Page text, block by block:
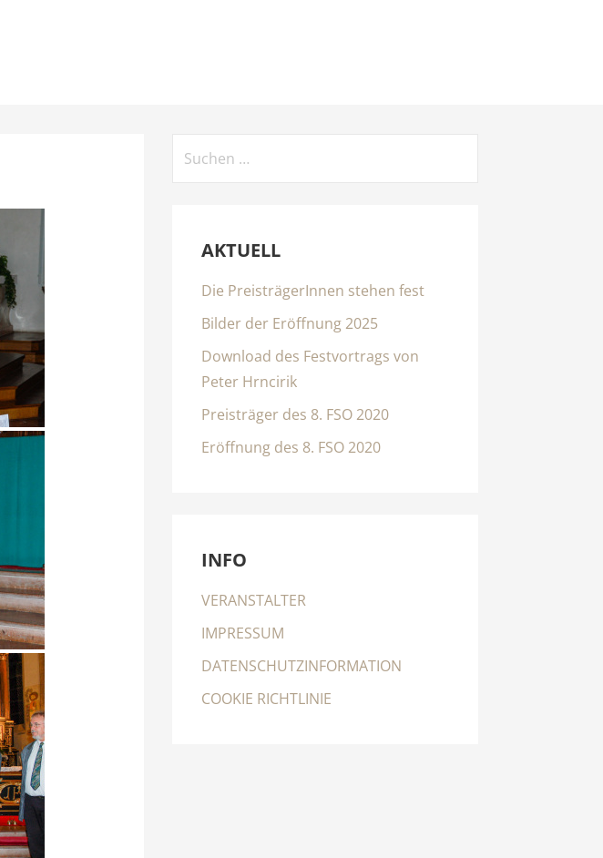
AKTUELL
Die PreisträgerInnen stehen fest
Bilder der Eröffnung 2025
Download des Festvortrags von
Peter Hrncirik
Preisträger des 8. FSO 2020
Eröffnung des 8. FSO 2020
INFO
VERANSTALTER
IMPRESSUM
DATENSCHUTZINFORMATION
COOKIE RICHTLINIE